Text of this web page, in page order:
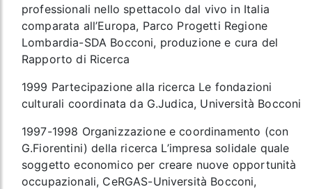
professionali nello spettacolo dal vivo in Italia
comparata all’Europa, Parco Progetti Regione
Lombardia-SDA Bocconi, produzione e cura del
Rapporto di Ricerca
1999 Partecipazione alla ricerca Le fondazioni
culturali coordinata da G.Judica, Università Bocconi
1997-1998 Organizzazione e coordinamento (con
G.Fiorentini) della ricerca L’impresa solidale quale
soggetto economico per creare nuove opportunità
occupazionali, CeRGAS-Università Bocconi,